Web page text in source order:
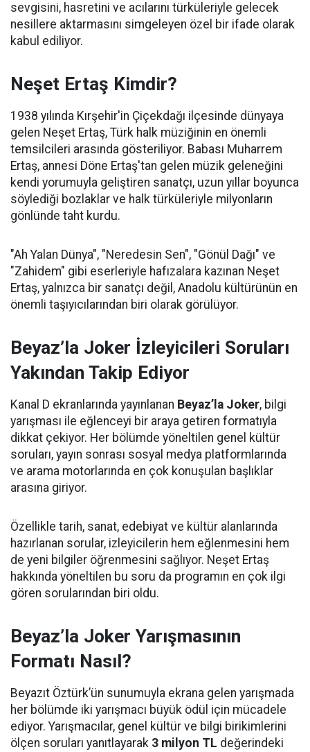
sevgisini, hasretini ve acılarını türküleriyle gelecek
nesillere aktarmasını simgeleyen özel bir ifade olarak
kabul ediliyor.
Neşet Ertaş Kimdir?
1938 yılında Kırşehir'in Çiçekdağı ilçesinde dünyaya
gelen Neşet Ertaş, Türk halk müziğinin en önemli
temsilcileri arasında gösteriliyor. Babası Muharrem
Ertaş, annesi Döne Ertaş'tan gelen müzik geleneğini
kendi yorumuyla geliştiren sanatçı, uzun yıllar boyunca
söylediği bozlaklar ve halk türküleriyle milyonların
gönlünde taht kurdu.
"Ah Yalan Dünya", "Neredesin Sen", "Gönül Dağı" ve
"Zahidem" gibi eserleriyle hafızalara kazınan Neşet
Ertaş, yalnızca bir sanatçı değil, Anadolu kültürünün en
önemli taşıyıcılarından biri olarak görülüyor.
Beyaz’la Joker İzleyicileri Soruları
Yakından Takip Ediyor
Kanal D ekranlarında yayınlanan Beyaz’la Joker, bilgi
yarışması ile eğlenceyi bir araya getiren formatıyla
dikkat çekiyor. Her bölümde yöneltilen genel kültür
soruları, yayın sonrası sosyal medya platformlarında
ve arama motorlarında en çok konuşulan başlıklar
arasına giriyor.
Özellikle tarih, sanat, edebiyat ve kültür alanlarında
hazırlanan sorular, izleyicilerin hem eğlenmesini hem
de yeni bilgiler öğrenmesini sağlıyor. Neşet Ertaş
hakkında yöneltilen bu soru da programın en çok ilgi
gören sorularından biri oldu.
Beyaz’la Joker Yarışmasının
Formatı Nasıl?
Beyazıt Öztürk’ün sunumuyla ekrana gelen yarışmada
her bölümde iki yarışmacı büyük ödül için mücadele
ediyor. Yarışmacılar, genel kültür ve bilgi birikimlerini
ölçen soruları yanıtlayarak 3 milyon TL değerindeki